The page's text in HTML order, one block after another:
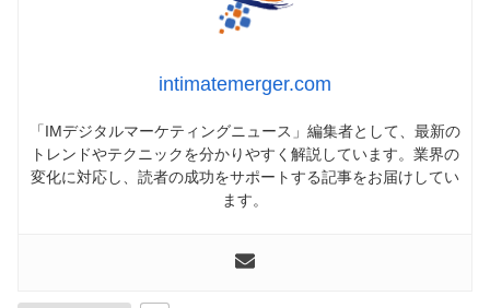
intimatemerger.com
「IMデジタルマーケティングニュース」編集者として、最新の
トレンドやテクニックを分かりやすく解説しています。業界の
変化に対応し、読者の成功をサポートする記事をお届けしてい
ます。